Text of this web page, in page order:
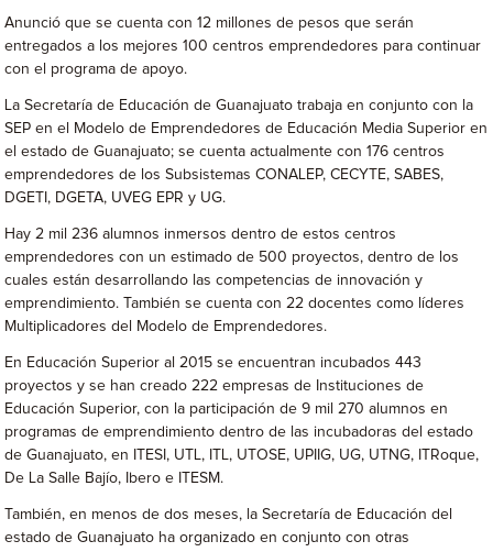
Anunció que se cuenta con 12 millones de pesos que serán
entregados a los mejores 100 centros emprendedores para continuar
con el programa de apoyo.
La Secretaría de Educación de Guanajuato trabaja en conjunto con la
SEP en el Modelo de Emprendedores de Educación Media Superior en
el estado de Guanajuato; se cuenta actualmente con 176 centros
emprendedores de los Subsistemas CONALEP, CECYTE, SABES,
DGETI, DGETA, UVEG EPR y UG.
Hay 2 mil 236 alumnos inmersos dentro de estos centros
emprendedores con un estimado de 500 proyectos, dentro de los
cuales están desarrollando las competencias de innovación y
emprendimiento. También se cuenta con 22 docentes como líderes
Multiplicadores del Modelo de Emprendedores.
En Educación Superior al 2015 se encuentran incubados 443
proyectos y se han creado 222 empresas de Instituciones de
Educación Superior, con la participación de 9 mil 270 alumnos en
programas de emprendimiento dentro de las incubadoras del estado
de Guanajuato, en ITESI, UTL, ITL, UTOSE, UPIIG, UG, UTNG, ITRoque,
De La Salle Bajío, Ibero e ITESM.
También, en menos de dos meses, la Secretaría de Educación del
estado de Guanajuato ha organizado en conjunto con otras